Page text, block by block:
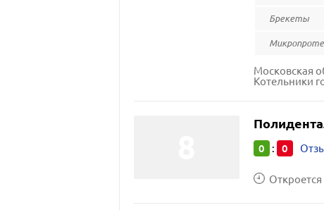
Брекеты
Московская
Котельники
0 : 0
Откроется